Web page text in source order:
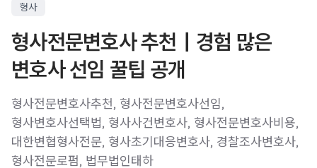
형사
형사전문변호사 추천｜경험 많은
변호사 선임 꿀팁 공개
형사전문변호사추천, 형사전문변호사선임,
형사변호사선택법, 형사사건변호사, 형사전문변호사비용,
대한변협형사전문, 형사초기대응변호사, 경찰조사변호사,
형사전문로펌, 법무법인태하